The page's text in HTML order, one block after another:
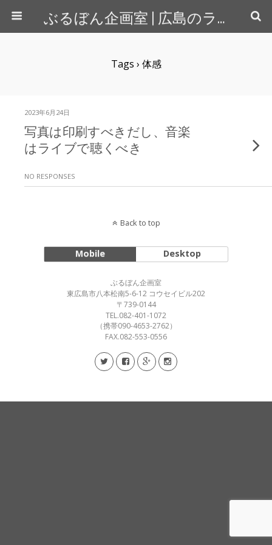
ぶるぼん企画室 | 広島のライター＆カメラマン
Tags › 体感
2023年6月24日
写真は印刷すべきだし、音楽
はライブで聴くべき
NO RESPONSES
Back to top
Mobile Desktop
ぶるぼん企画室
東広島市八本松南5-6-12 コウセイビル202
〒739-0144
TEL.082-401-1072
（携帯090-4653-2762）
FAX.082-553-0556